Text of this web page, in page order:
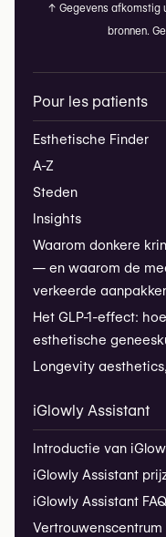
↑ Gegevens afkomstig
bronnen.
Pour les patients
Esthetische Finder
A-Z
Steden
Insights
Waarom donkere
— en waarom de
verkeerde
Het GLP-1-effect:
esthetische
Longevity
iGlowly Assistant
Introductie van
iGlowly Assistant
iGlowly Assistant FAQ
Vertrouwenscentrum